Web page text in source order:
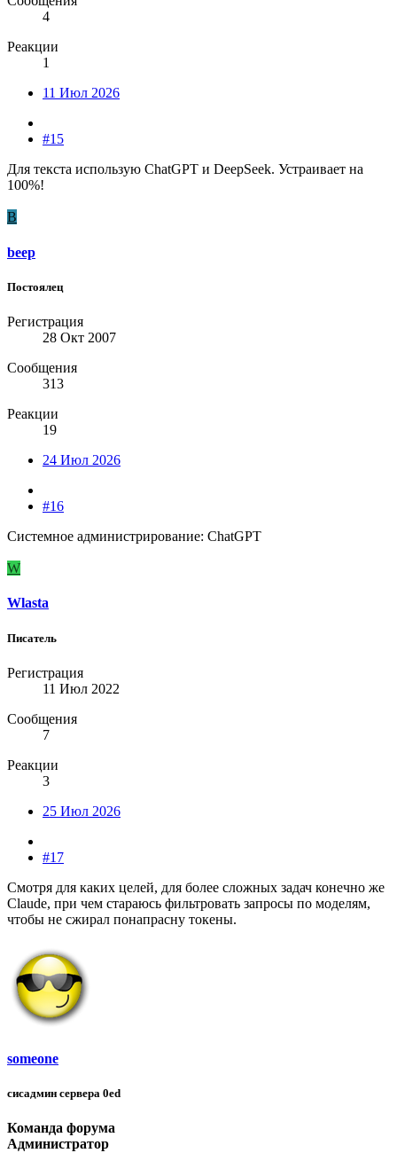
4
Реакции
1
11 Июл 2026
#15
Для текста использую ChatGPT и DeepSeek. Устраивает на
100%!
B
beep
Постоялец
Регистрация
28 Окт 2007
Сообщения
313
Реакции
19
24 Июл 2026
#16
Системное администрирование: ChatGPT
W
Wlasta
Писатель
Регистрация
11 Июл 2022
Сообщения
7
Реакции
3
25 Июл 2026
#17
Смотря для каких целей, для более сложных задач конечно же
Claude, при чем стараюсь фильтровать запросы по моделям,
чтобы не сжирал понапрасну токены.
someone
сисадмин сервера 0ed
Команда форума
Администратор